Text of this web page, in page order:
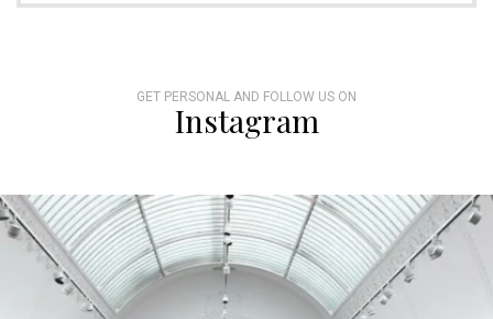
GET PERSONAL AND FOLLOW US ON
Instagram